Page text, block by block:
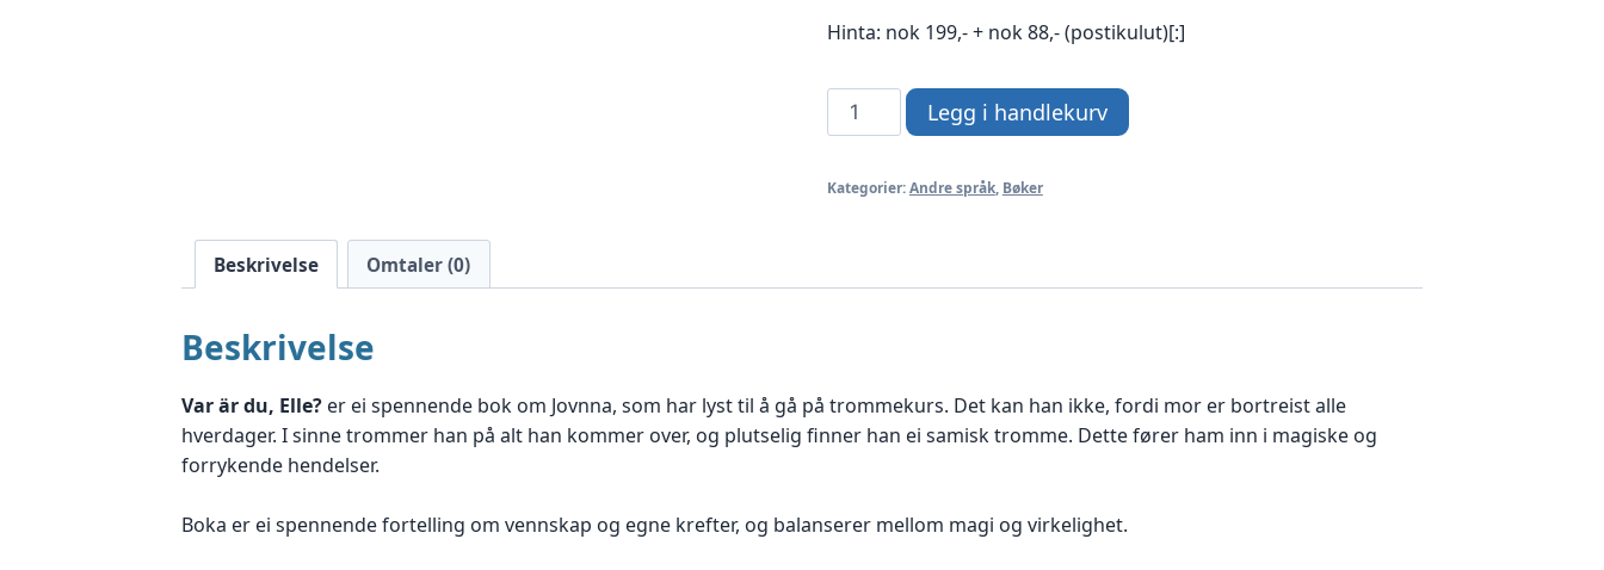
Hinta: nok 199,- + nok 88,- (postikulut)[:]
Var
är
Elle?
Legg i handlekurv
Kategorier:Andre språk, Bøker
Beskrivelse Omtaler (0)
Beskrivelse
Var är du, Elle? er ei spennende bok om Jovnna, som har lyst til å gå på trommekurs. Det kan han ikke, fordi mor er bortreist alle
hverdager. I sinne trommer han på alt han kommer over, og plutselig finner han ei samisk tromme. Dette fører ham inn i magiske og
forrykende hendelser.
Boka er ei spennende fortelling om vennskap og egne krefter, og balanserer mellom magi og virkelighet.